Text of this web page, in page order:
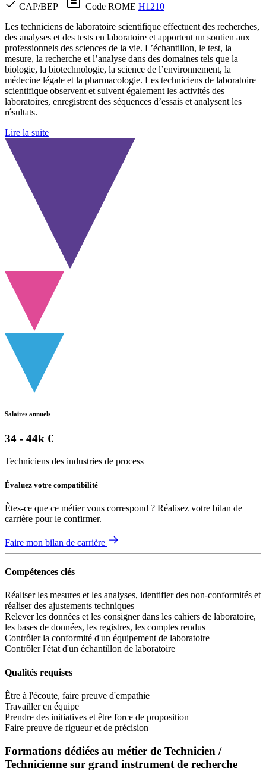
CAP/BEP | Code ROME H1210
Les techniciens de laboratoire scientifique effectuent des recherches,
des analyses et des tests en laboratoire et apportent un soutien aux
professionnels des sciences de la vie. L’échantillon, le test, la
mesure, la recherche et l’analyse dans des domaines tels que la
biologie, la biotechnologie, la science de l’environnement, la
médecine légale et la pharmacologie. Les techniciens de laboratoire
scientifique observent et suivent également les activités des
laboratoires, enregistrent des séquences d’essais et analysent les
résultats.
Lire la suite
Salaires annuels
34 - 44k €
Techniciens des industries de process
Évaluez votre compatibilité
Êtes-ce que ce métier vous correspond ? Réalisez votre bilan de
carrière pour le confirmer.
Faire mon bilan de carrière
Compétences clés
Réaliser les mesures et les analyses, identifier des non-conformités et
réaliser des ajustements techniques
Relever les données et les consigner dans les cahiers de laboratoire,
les bases de données, les registres, les comptes rendus
Contrôler la conformité d'un équipement de laboratoire
Contrôler l'état d'un échantillon de laboratoire
Qualités requises
Être à l'écoute, faire preuve d'empathie
Travailler en équipe
Prendre des initiatives et être force de proposition
Faire preuve de rigueur et de précision
Formations dédiées au métier de Technicien /
Technicienne sur grand instrument de recherche